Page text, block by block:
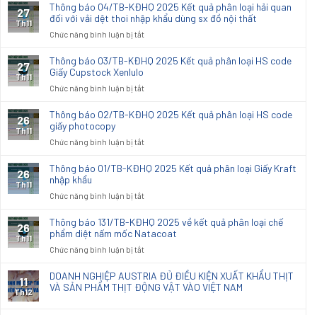
27
Th11
Thông báo 04/TB-KĐHQ 2025 Kết quả phân loại hải quan
đối với vải dệt thoi nhập khẩu dùng sx đồ nội thất
Chức năng bình luận bị tắtở
báo
2025
quả
loại
quan
thoi
nhập
khẩu
sx
đồ
27
Th11
Thông báo 03/TB-KĐHQ 2025 Kết quả phân loại HS code
Giấy Cupstock Xenlulo
Chức năng bình luận bị tắtở
báo
2025
quả
loại
code
Giấy
26
Th11
Thông báo 02/TB-KĐHQ 2025 Kết quả phân loại HS code
giấy photocopy
Chức năng bình luận bị tắtở
báo
2025
quả
phân
loại
code
giấy
26
Th11
Thông báo 01/TB-KĐHQ 2025 Kết quả phân loại Giấy Kraft
nhập khẩu
Chức năng bình luận bị tắtở
báo
01/TB-
2025
quả
phân
26
Th11
Thông báo 131/TB-KĐHQ 2025 về kết quả phân loại chế
phẩm diệt nấm mốc Natacoat
Chức năng bình luận bị tắtở
báo
131/TB-
11
Th12
DOANH NGHIỆP AUSTRIA ĐỦ ĐIỀU KIỆN XUẤT KHẨU THỊT
VÀ SẢN PHẨM THỊT ĐỘNG VẬT VÀO VIỆT NAM